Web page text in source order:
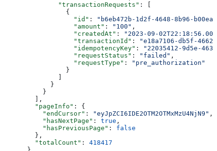
              "transactionRequests"
: [
                {
                  "id"
:
"b6eb472b-1d2f-4648-8b96-
                  "amount"
: "100" ,
                  "createdAt"
:
"2023-09-
                  "transactionId"
:
"e18a7106-db5f-
                  "idempotencyKey"
:
"22035412-9d5e-
                  "requestStatus"
: "failed" ,
                  "requestType"
:
"pre_authorization"
                }
              ]
            }
          }
        ],
        "pageInfo"
: {
          "endCursor"
: "eyJpZCI6IDE2OTM2OTMxMzU4NjN9" ,
          "hasNextPage"
: true ,
          "hasPreviousPage"
: false
        },
        "totalCount"
: 418417